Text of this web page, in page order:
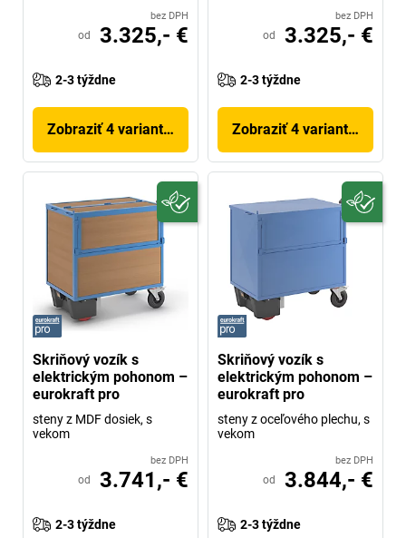
bez DPH
od 3.325,- €
2-3 týždne
Zobraziť 4 variantov
bez DPH
od 3.325,- €
2-3 týždne
Zobraziť 4 variantov
Skriňový vozík s
elektrickým pohonom –
eurokraft pro
steny z MDF dosiek, s
vekom
bez DPH
od 3.741,- €
2-3 týždne
Skriňový vozík s
elektrickým pohonom –
eurokraft pro
steny z oceľového plechu, s
vekom
bez DPH
od 3.844,- €
2-3 týždne